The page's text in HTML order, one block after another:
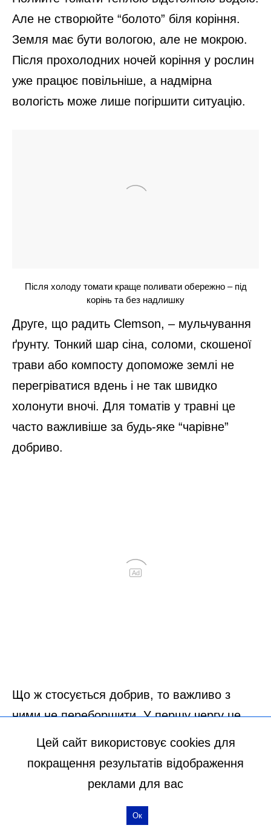
Цей сайт використовує cookies для
покращення результатів відображення
реклами для вас
Ок